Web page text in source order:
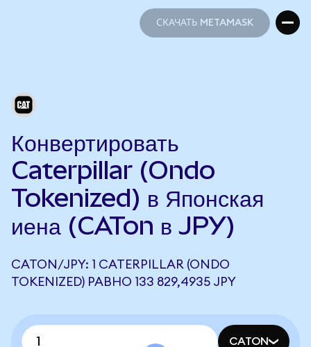
СКАЧАТЬ METAMASK
Конвертировать
Caterpillar (Ondo
Tokenized) в Японская
иена (CATon в JPY)
CATON/JPY: 1 CATERPILLAR (ONDO
TOKENIZED) РАВНО 133 829,4935 JPY
CATON